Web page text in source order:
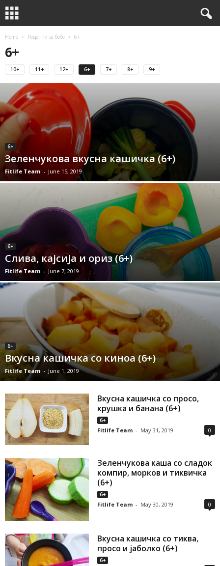
Home Рецепти за бебе 6+
6+
10+ 11+ 12+ 6+ 7+ 8+ 9+
6+
Зеленчукова вкусна кашичка (6+)
Fitlife Team - June 15, 2019
6+
Слива, кајсија и ориз (6+)
Fitlife Team - June 7, 2019
6+
Вкусна кашичка со киноа (6+)
Fitlife Team - June 1, 2019
Вкусна кашичка со просо,
крушка и банана (6+)
6+
Fitlife Team - May 31, 2019 0
Зеленчукова каша со сладок
компир, морков и тиквичка
(6+)
6+
Fitlife Team - May 30, 2019 0
Вкусна кашичка со тиква,
просо и јаболко (6+)
6+